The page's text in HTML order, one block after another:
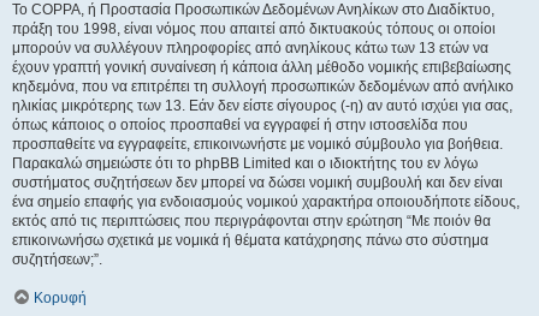
Το COPPA, ή Προστασία Προσωπικών Δεδομένων Ανηλίκων στο Διαδίκτυο,
πράξη του 1998, είναι νόμος που απαιτεί από δικτυακούς τόπους οι οποίοι
μπορούν να συλλέγουν πληροφορίες από ανηλίκους κάτω των 13 ετών να
έχουν γραπτή γονική συναίνεση ή κάποια άλλη μέθοδο νομικής επιβεβαίωσης
κηδεμόνα, που να επιτρέπει τη συλλογή προσωπικών δεδομένων από ανήλικο
ηλικίας μικρότερης των 13. Εάν δεν είστε σίγουρος (-η) αν αυτό ισχύει για σας,
όπως κάποιος ο οποίος προσπαθεί να εγγραφεί ή στην ιστοσελίδα που
προσπαθείτε να εγγραφείτε, επικοινωνήστε με νομικό σύμβουλο για βοήθεια.
Παρακαλώ σημειώστε ότι το phpBB Limited και ο ιδιοκτήτης του εν λόγω
συστήματος συζητήσεων δεν μπορεί να δώσει νομική συμβουλή και δεν είναι
ένα σημείο επαφής για ενδοιασμούς νομικού χαρακτήρα οποιουδήποτε είδους,
εκτός από τις περιπτώσεις που περιγράφονται στην ερώτηση “Με ποιόν θα
επικοινωνήσω σχετικά με νομικά ή θέματα κατάχρησης πάνω στο σύστημα
συζητήσεων;”.
Κορυφή